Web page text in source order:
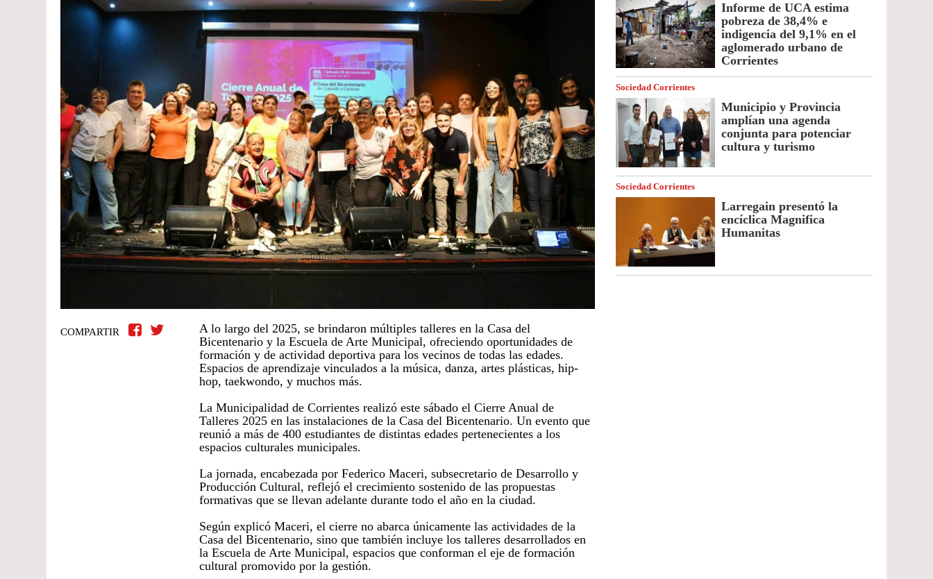
COMPARTIR
A lo largo del 2025, se brindaron múltiples talleres en la Casa del
Bicentenario y la Escuela de Arte Municipal, ofreciendo oportunidades de
formación y de actividad deportiva para los vecinos de todas las edades.
Espacios de aprendizaje vinculados a la música, danza, artes plásticas, hip-
hop, taekwondo, y muchos más.
La Municipalidad de Corrientes realizó este sábado el Cierre Anual de
Talleres 2025 en las instalaciones de la Casa del Bicentenario. Un evento que
reunió a más de 400 estudiantes de distintas edades pertenecientes a los
espacios culturales municipales.
La jornada, encabezada por Federico Maceri, subsecretario de Desarrollo y
Producción Cultural, reflejó el crecimiento sostenido de las propuestas
formativas que se llevan adelante durante todo el año en la ciudad.
Según explicó Maceri, el cierre no abarca únicamente las actividades de la
Casa del Bicentenario, sino que también incluye los talleres desarrollados en
la Escuela de Arte Municipal, espacios que conforman el eje de formación
cultural promovido por la gestión.
Informe de UCA estima
pobreza de 38,4% e
indigencia del 9,1% en el
aglomerado urbano de
Corrientes
Sociedad Corrientes
Municipio y Provincia
amplían una agenda
conjunta para potenciar
cultura y turismo
Sociedad Corrientes
Larregain presentó la
encíclica Magnifica
Humanitas